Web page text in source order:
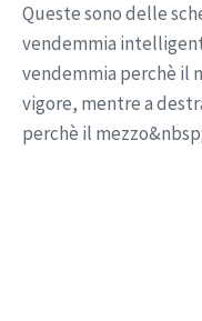
Queste sono delle
vendemmia
vendemmia perchè il
vigore, mentre a
perchè il